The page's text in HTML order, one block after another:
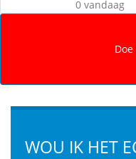
0 vandaag
WOU IK HET